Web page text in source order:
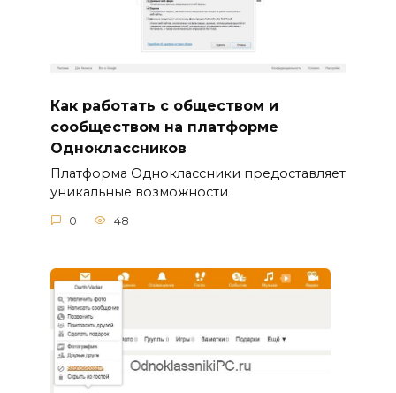
Как работать с обществом и
сообществом на платформе
Одноклассников
Платформа Одноклассники предоставляет
уникальные возможности
0 48